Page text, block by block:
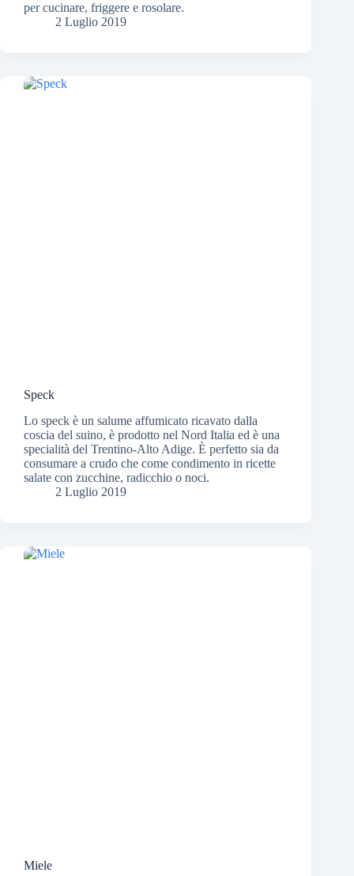
per cucinare, friggere e rosolare.
2 Luglio 2019
Speck
Lo speck è un salume affumicato ricavato dalla
coscia del suino, è prodotto nel Nord Italia ed è una
specialità del Trentino-Alto Adige. È perfetto sia da
consumare a crudo che come condimento in ricette
salate con zucchine, radicchio o noci.
2 Luglio 2019
Miele